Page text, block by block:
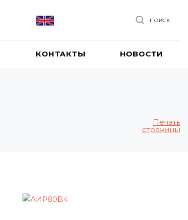
ПОИСК
КОНТАКТЫ НОВОСТИ
Печать
страницы